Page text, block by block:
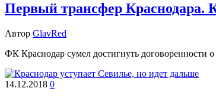
Первый трансфер Краснодара.
Автор GlavRed
ФК Краснодар сумел достигнуть
14.12.2018 0